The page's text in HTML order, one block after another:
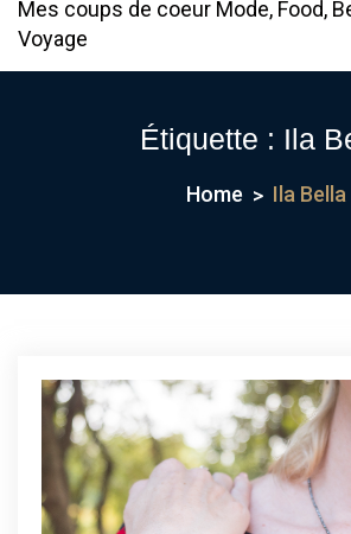
Mes coups de coeur Mode, Food,
Voyage
Étiquette : Ila
Home Ila Bella